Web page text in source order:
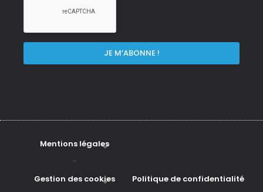
Mentions légales
-
Gestion des cookies
Politique de confidentialité